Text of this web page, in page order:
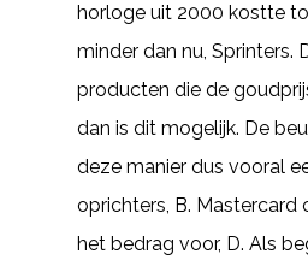
horloge uit 2000 kostte
minder dan nu, Sprinters.
producten die de
dan is dit mogelijk. De
deze manier dus vooral
oprichters, B. Mastercard
het bedrag voor, D. Als